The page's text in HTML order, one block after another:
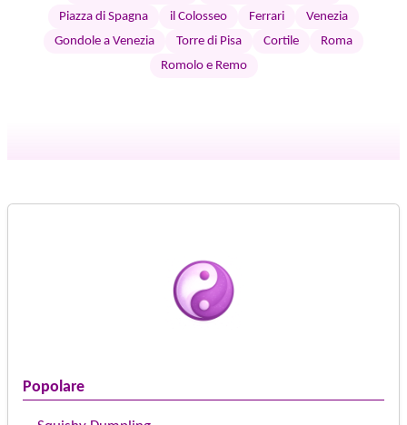
Popolare
Piazza di Spagna
il Colosseo Ferrari
Venezia
Gondole a Venezia
Torre di Pisa Cortile
Roma
Romolo e Remo